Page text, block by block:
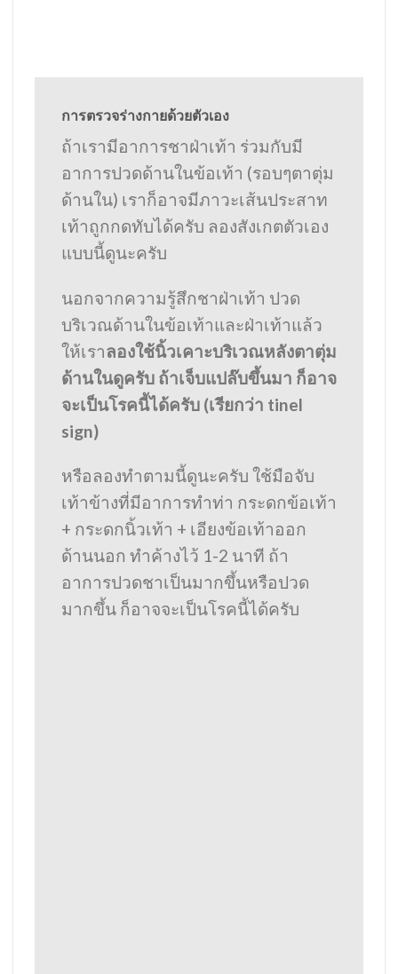
การตรวจร่างกายด้วยตัวเอง
ถ้าเรามีอาการชาฝ่าเท้า ร่วมกับมี
อาการปวดด้านในข้อเท้า (รอบๆตาตุ่ม
ด้านใน) เราก็อาจมีภาวะเส้นประสาท
เท้าถูกกดทับได้ครับ ลองสังเกตตัวเอง
แบบนี้ดูนะครับ
นอกจากความรู้สึกชาฝ่าเท้า ปวด
บริเวณด้านในข้อเท้าและฝ่าเท้าแล้ว
ให้เราลองใช้นิ้วเคาะบริเวณหลังตาตุ่ม
ด้านในดูครับ ถ้าเจ็บแปล๊บขึ้นมา ก็อาจ
จะเป็นโรคนี้ได้ครับ (เรียกว่า tinel
sign)
หรือลองทำตามนี้ดูนะครับ ใช้มือจับ
เท้าข้างที่มีอาการทำท่า กระดกข้อเท้า
+ กระดกนิ้วเท้า + เอียงข้อเท้าออก
ด้านนอก ทำค้างไว้ 1-2 นาที ถ้า
อาการปวดชาเป็นมากขึ้นหรือปวด
มากขึ้น ก็อาจจะเป็นโรคนี้ได้ครับ